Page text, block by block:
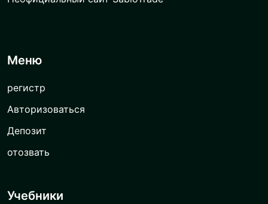
Меню
регистр
Авторизоваться
Депозит
отозвать
Учебники